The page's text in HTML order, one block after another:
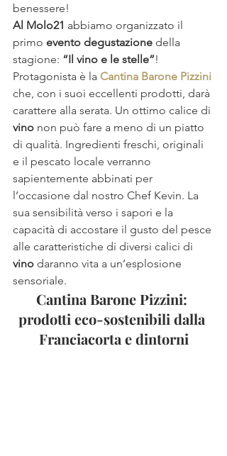
benessere!
Al Molo21 abbiamo organizzato il
primo evento degustazione della
stagione: “Il vino e le stelle”!
Protagonista è la Cantina Barone Pizzini
che, con i suoi eccellenti prodotti, darà
carattere alla serata. Un ottimo calice di
vino non può fare a meno di un piatto
di qualità. Ingredienti freschi, originali
e il pescato locale verranno
sapientemente abbinati per
l’occasione dal nostro Chef Kevin. La
sua sensibilità verso i sapori e la
capacità di accostare il gusto del pesce
alle caratteristiche di diversi calici di
vino daranno vita a un’esplosione
sensoriale.
Cantina Barone Pizzini:
prodotti eco-sostenibili dalla
Franciacorta e dintorni